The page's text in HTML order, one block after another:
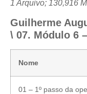
1 Arquivo; 130,916
Guilherme
\ 07. Módulo 6
Nome
01 – 1º passo da